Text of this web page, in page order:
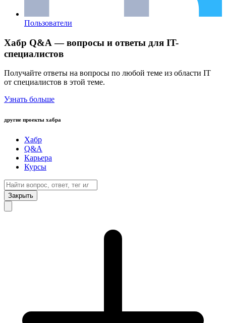
Пользователи
Хабр Q&A — вопросы и ответы для IT-
специалистов
Получайте ответы на вопросы по любой теме из области IT
от специалистов в этой теме.
Узнать больше
другие проекты хабра
Хабр
Q&A
Карьера
Курсы
Закрыть